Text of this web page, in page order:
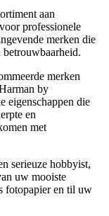
aan
professionele
merken die
merken
by
eigenschappen die
en
met
serieuze hobbyist,
uw mooiste
fotopapier en til uw